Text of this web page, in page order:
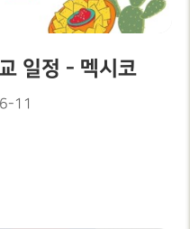
일정 - 멕시코
11